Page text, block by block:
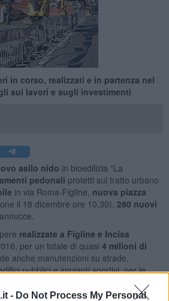
- Do Not Process My Personal
in corso, realizzati e in partenza nel
sui lavori e sugli investimenti
asilo nido in bioedilizia “La
pedonali protetti sul tratto urbano
in via Roma-Figline, nuova piazza
il 18 dicembre ore 10,30), 280 nuovi
realizzate a Figline e Incisa
per un totale di quasi 4 milioni di
anche manutenzioni su strade,
pubblici e impianti sportivi, per le